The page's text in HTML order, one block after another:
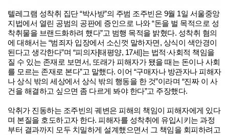
텔레그램 성착취 집단 “박사방”의 주범 조주빈은 9월 1일 서울중앙
지법에서 열린 공범의 공판에 증인으로 나와 “돈을 벌 목적으로 성
착취물을 브랜드화하려 했다”고 범행 목적을 밝혔다. 성착취 혐의
에 대해서는 “범죄자 입장에서 소신껏 말하자면, 상식이 색안경이
된다고 생각한다”며 “피의자[태평양, 17세]는 법적·사회적 책임을
질 수 있는 존재로 보면서, 또래가 피해자가 됐을 때는 돈이나 사회
를 모르는 존재로 본다”고 말했다. 이어 “구매자나 방관자나 피해자
나 상식 밖의 세상에서 상식 밖의 행동을 한 것”이라며 “진짜 이 사
건을 해결하고 싶으면 좀 다르게 봐야 한다”고 주장했다.
악취가 진동하는 조주빈의 궤변은 피해의 책임이 피해자에게 있다
며 본질을 호도하고자 한다. 피해자를 성착취에 유입시키는 과정
부터 결과까지 모두 치밀하게 설계했으면서 그 책임을 회피하려고